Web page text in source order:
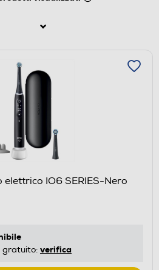
IO6 SERIES-Nero
gratuito: verifica